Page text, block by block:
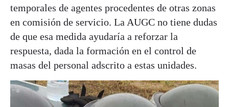
temporales de agentes procedentes de otras zonas
en comisión de servicio. La AUGC no tiene dudas
de que esa medida ayudaría a reforzar la
respuesta, dada la formación en el control de
masas del personal adscrito a estas unidades.